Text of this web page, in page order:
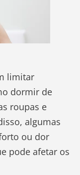
limitar
dormir de
roupas e
algumas
ou dor
pode afetar os